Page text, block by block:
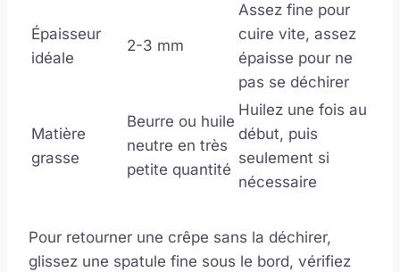
Épaisseur
idéale
2-3 mm
Assez fine pour
cuire vite, assez
épaisse pour ne
pas se déchirer
Matière
grasse
Beurre ou huile
neutre en très
petite quantité
Huilez une fois au
début, puis
seulement si
nécessaire
Pour retourner une crêpe sans la déchirer,
glissez une spatule fine sous le bord, vérifiez